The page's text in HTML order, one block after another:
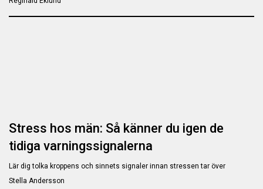
Stress hos män: Så känner du igen de
tidiga varningssignalerna
Lär dig tolka kroppens och sinnets signaler innan stressen tar över
Stella Andersson